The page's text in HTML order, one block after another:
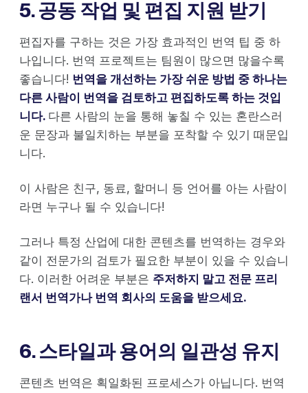
5. 공동 작업 및 편집 지원 받기
편집자를 구하는 것은 가장 효과적인 번역 팁 중 하
나입니다. 번역 프로젝트는 팀원이 많으면 많을수록
좋습니다! 번역을 개선하는 가장 쉬운 방법 중 하나는
다른 사람이 번역을 검토하고 편집하도록 하는 것입
니다. 다른 사람의 눈을 통해 놓칠 수 있는 혼란스러
운 문장과 불일치하는 부분을 포착할 수 있기 때문입
니다.
이 사람은 친구, 동료, 할머니 등 언어를 아는 사람이
라면 누구나 될 수 있습니다!
그러나 특정 산업에 대한 콘텐츠를 번역하는 경우와
같이 전문가의 검토가 필요한 부분이 있을 수 있습니
다. 이러한 어려운 부분은 주저하지 말고 전문 프리
랜서 번역가나 번역 회사의 도움을 받으세요.
6. 스타일과 용어의 일관성 유지
콘텐츠 번역은 획일화된 프로세스가 아닙니다. 번역